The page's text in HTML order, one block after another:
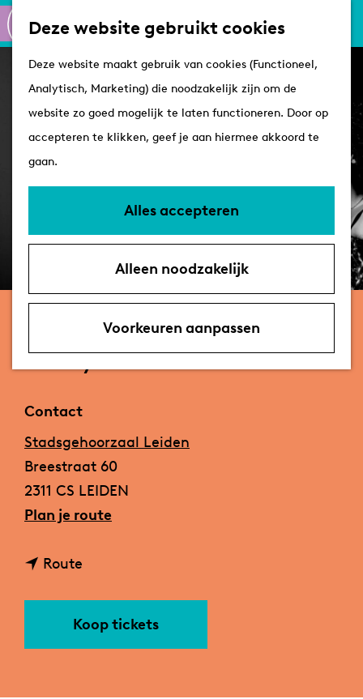
Deze website gebruikt cookies
Deze website maakt gebruik van cookies (Functioneel,
Analytisch, Marketing) die noodzakelijk zijn om de
website zo goed mogelijk te laten functioneren. Door op
accepteren te klikken, geef je aan hiermee akkoord te
gaan.
Alles accepteren
Alleen noodzakelijk
Voorkeuren aanpassen
K
a
r
t
Z
e
k
e
n
e
n
u
Routes
Winkelen
Plan je bezoek
Tips
Arrangementen
parkeren
ZO! Gospel Choir – Songs of
Contact
Stadsgehoorzaal Leiden
Breestraat 60
2311 CS LEIDEN
Plan je routen
Route
Koop tickets